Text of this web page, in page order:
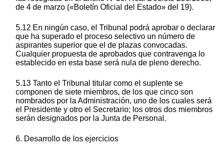
de 4 de marzo («Boletín Oficial del Estado» del 19).
5.12 En ningún caso, el Tribunal podrá aprobar o declarar
que ha superado el proceso selectivo un número de
aspirantes superior que el de plazas convocadas.
Cualquier propuesta de aprobados que contravenga lo
establecido en esta base será nula de pleno derecho.
5.13 Tanto el Tribunal titular como el suplente se
componen de siete miembros, de los que cinco son
nombrados por la Administración, uno de los cuales será
el Presidente y otro el Secretario; los otros dos miembros
serán designados por la Junta de Personal.
6. Desarrollo de los ejercicios